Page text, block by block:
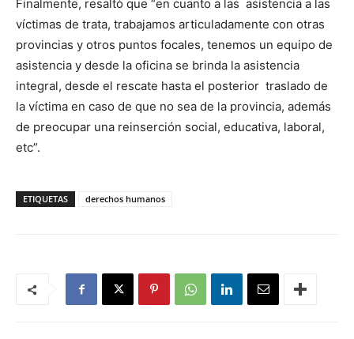
Finalmente, resaltó que “en cuanto a las asistencia a las
víctimas de trata, trabajamos articuladamente con otras
provincias y otros puntos focales, tenemos un equipo de
asistencia y desde la oficina se brinda la asistencia
integral, desde el rescate hasta el posterior traslado de
la víctima en caso de que no sea de la provincia, además
de preocupar una reinserción social, educativa, laboral,
etc”.
ETIQUETAS derechos humanos